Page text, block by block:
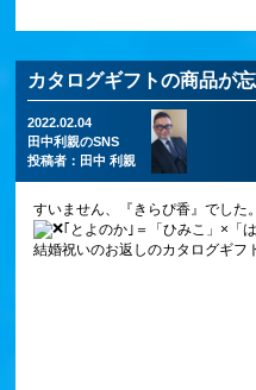
カタログギフトの商品が
2022.02.04
田中利親のSNS
投稿者： 田中 利親
すいません、『きらぴ香』でした。
｢とよのか｣＝「ひみこ」×「は
結婚祝いのお返しのカタログギフ